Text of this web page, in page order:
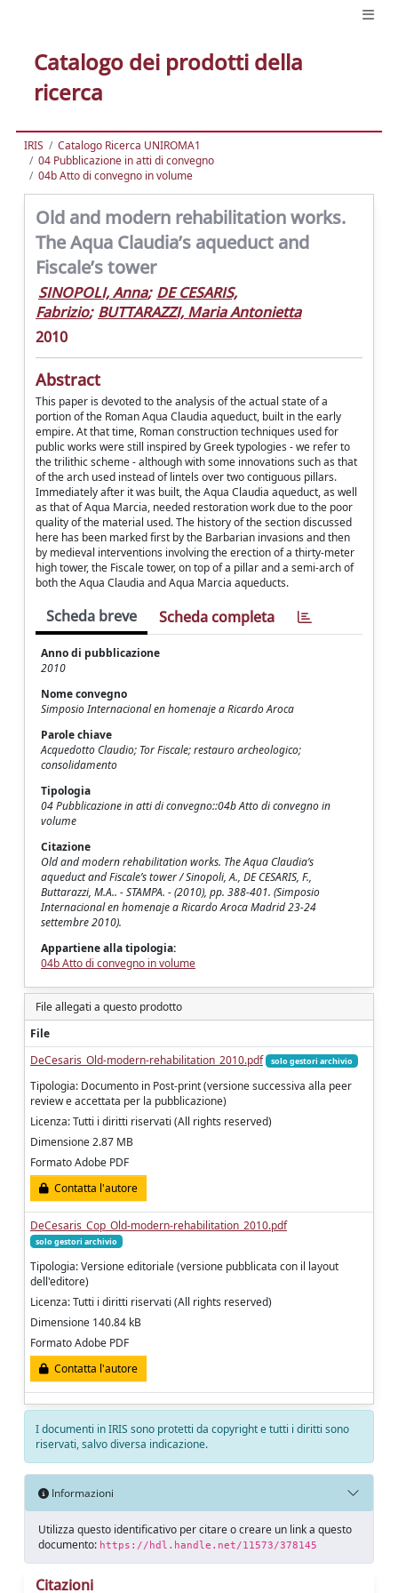
Catalogo dei prodotti della
ricerca
IRIS
Catalogo Ricerca UNIROMA1
04 Pubblicazione in atti di convegno
04b Atto di convegno in volume
Old and modern rehabilitation works.
The Aqua Claudia’s aqueduct and
Fiscale’s tower
SINOPOLI, Anna; DE CESARIS,
Fabrizio; BUTTARAZZI, Maria Antonietta
2010
Abstract
This paper is devoted to the analysis of the actual state of a
portion of the Roman Aqua Claudia aqueduct, built in the early
empire. At that time, Roman construction techniques used for
public works were still inspired by Greek typologies - we refer to
the trilithic scheme - although with some innovations such as that
of the arch used instead of lintels over two contiguous pillars.
Immediately after it was built, the Aqua Claudia aqueduct, as well
as that of Aqua Marcia, needed restoration work due to the poor
quality of the material used. The history of the section discussed
here has been marked first by the Barbarian invasions and then
by medieval interventions involving the erection of a thirty-meter
high tower, the Fiscale tower, on top of a pillar and a semi-arch of
both the Aqua Claudia and Aqua Marcia aqueducts.
Scheda breve Scheda completa
Anno di pubblicazione
2010
Nome convegno
Simposio Internacional en homenaje a Ricardo Aroca
Parole chiave
Acquedotto Claudio; Tor Fiscale; restauro archeologico;
consolidamento
Tipologia
04 Pubblicazione in atti di convegno::04b Atto di convegno in
volume
Citazione
Old and modern rehabilitation works. The Aqua Claudia’s
aqueduct and Fiscale’s tower / Sinopoli, A., DE CESARIS, F.,
Buttarazzi, M.A.. - STAMPA. - (2010), pp. 388-401. (Simposio
Internacional en homenaje a Ricardo Aroca Madrid 23-24
settembre 2010).
Appartiene alla tipologia:
04b Atto di convegno in volume
File allegati a questo prodotto
File
DeCesaris_Old-modern-rehabilitation_2010.pdf
solo gestori archivio
Tipologia: Documento in Post-print (versione successiva alla peer
review e accettata per la pubblicazione)
Licenza: Tutti i diritti riservati (All rights reserved)
Dimensione 2.87 MB
Formato Adobe PDF
Contatta l'autore
DeCesaris_Cop_Old-modern-rehabilitation_2010.pdf
solo gestori archivio
Tipologia: Versione editoriale (versione pubblicata con il layout
dell'editore)
Licenza: Tutti i diritti riservati (All rights reserved)
Dimensione 140.84 kB
Formato Adobe PDF
Contatta l'autore
I documenti in IRIS sono protetti da copyright e tutti i diritti sono
riservati, salvo diversa indicazione.
Informazioni
Utilizza questo identificativo per citare o creare un link a questo
documento: https://hdl.handle.net/11573/378145
Citazioni